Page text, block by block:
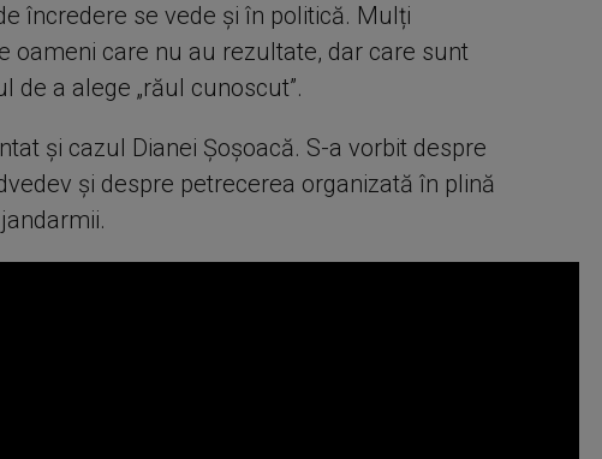
încredere se vede și în politică. Mulți
oameni care nu au rezultate, dar care sunt
de a alege „răul cunoscut”.
și cazul Dianei Șoșoacă. S-a vorbit despre
și despre petrecerea organizată în plină